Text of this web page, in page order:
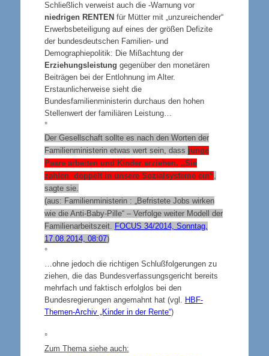
Schließlich verweist auch die -Warnung vor
niedrigen RENTEN für Mütter mit „unzureichender“
Erwerbsbeteiligung auf eines der größen Defizite
der bundesdeutschen Familien- und
Demographiepolitik: Die Mißachtung der
Erziehungsleistung gegenüber den monetären
Beiträgen bei der Entlohnung im Alter.
Erstaunlicherweise sieht die
Bundesfamilienministerin durchaus den hohen
Stellenwert der familiären Leistung…
°
Der Gesellschaft sollte es nach den Worten der
Familienministerin etwas wert sein, dass junge
Paare arbeiten und Kinder erziehen. „Sie
zahlen doppelt in unsere Sozialsysteme ein“,
sagte sie.
(aus: Familienministerin : „Befristete Jobs wirken
wie die Anti-Baby-Pille“ – Verfolge weiter Modell der
Familienarbeitszeit. FOCUS 34/2014, Sonntag,
17.08.2014, 08:07)
°
…ohne jedoch die richtigen Schlußfolgerungen zu
ziehen, die das Bundesverfassungsgericht bereits
mehrfach und faktisch erfolglos bei den
Bundesregierungen angemahnt hat (vgl. HBF-
Themen-Archiv „Kinder in der Rente“)
°
Zum Thema siehe auch: